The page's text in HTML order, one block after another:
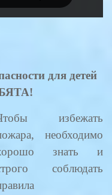
для детей
избежать
необходимо
знать и
соблюдать